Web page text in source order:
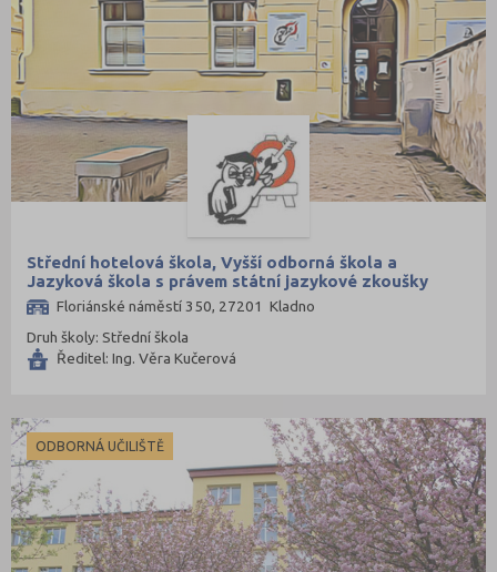
Střední hotelová škola, Vyšší odborná škola a
Jazyková škola s právem státní jazykové zkoušky
s.r.o.Floriánské náměstí 350, 27201 Kladno
Druh školy: Střední škola
Ředitel: Ing. Věra Kučerová
ODBORNÁ UČILIŠTĚ